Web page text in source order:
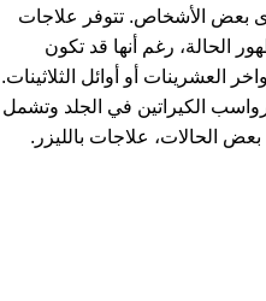
بعض الأشخاص. تتوفر علاجات
الحالة، رغم أنها قد تكون
العشرينات أو أوائل الثلاثينات.
الكيراتين في الجلد وتشمل
الحالات، علاجات بالليزر.